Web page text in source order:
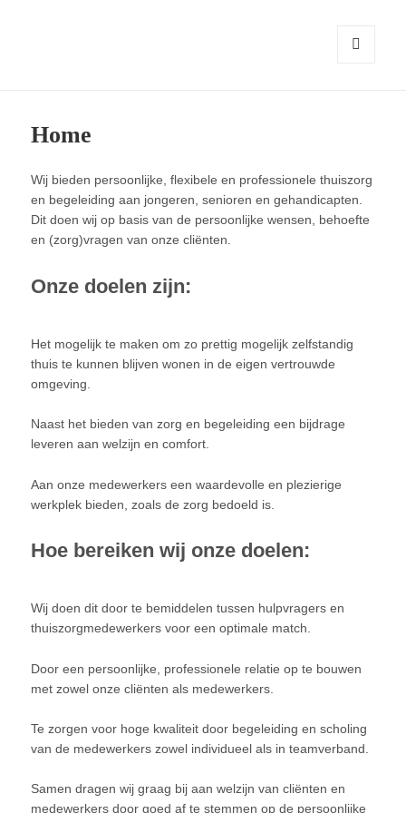
Home
Wij bieden persoonlijke, flexibele en professionele thuiszorg
en begeleiding aan jongeren, senioren en gehandicapten.
Dit doen wij op basis van de persoonlijke wensen, behoefte
en (zorg)vragen van onze cliënten.
Onze doelen zijn:
Het mogelijk te maken om zo prettig mogelijk zelfstandig
thuis te kunnen blijven wonen in de eigen vertrouwde
omgeving.
Naast het bieden van zorg en begeleiding een bijdrage
leveren aan welzijn en comfort.
Aan onze medewerkers een waardevolle en plezierige
werkplek bieden, zoals de zorg bedoeld is.
Hoe bereiken wij onze doelen:
Wij doen dit door te bemiddelen tussen hulpvragers en
thuiszorgmedewerkers voor een optimale match.
Door een persoonlijke, professionele relatie op te bouwen
met zowel onze cliënten als medewerkers.
Te zorgen voor hoge kwaliteit door begeleiding en scholing
van de medewerkers zowel individueel als in teamverband.
Samen dragen wij graag bij aan welzijn van cliënten en
medewerkers door goed af te stemmen op de persoonlijke